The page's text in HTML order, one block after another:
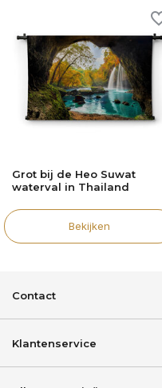
Grot bij de Heo Suwat
waterval in Thailand
Bekijken
Contact
Klantenservice